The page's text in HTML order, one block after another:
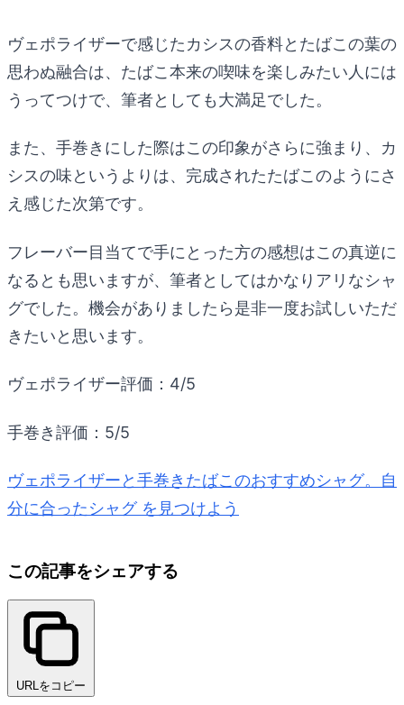
ヴェポライザーで感じたカシスの香料とたばこの葉の
思わぬ融合は、たばこ本来の喫味を楽しみたい人には
うってつけで、筆者としても大満足でした。
また、手巻きにした際はこの印象がさらに強まり、カ
シスの味というよりは、完成されたたばこのようにさ
え感じた次第です。
フレーバー目当てで手にとった方の感想はこの真逆に
なるとも思いますが、筆者としてはかなりアリなシャ
グでした。機会がありましたら是非一度お試しいただ
きたいと思います。
ヴェポライザー評価：4/5
手巻き評価：5/5
ヴェポライザーと手巻きたばこのおすすめシャグ。自
分に合ったシャグ を見つけよう
この記事をシェアする
URLをコピー